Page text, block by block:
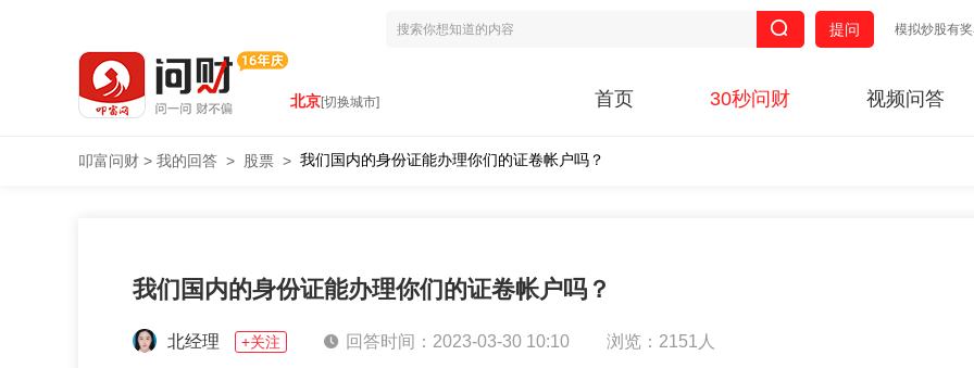
模拟炒股有
提问
北京[切换城市] 首页 30秒问财 视频问答
叩富问财 > 我的回答 > 股票 > 我们国内的身份证能办理你们的证卷帐户吗？
我们国内的身份证能办理你们的证卷帐户吗？
北经理 +关注 回答时间：2023-03-30 10:10 浏览：2151人